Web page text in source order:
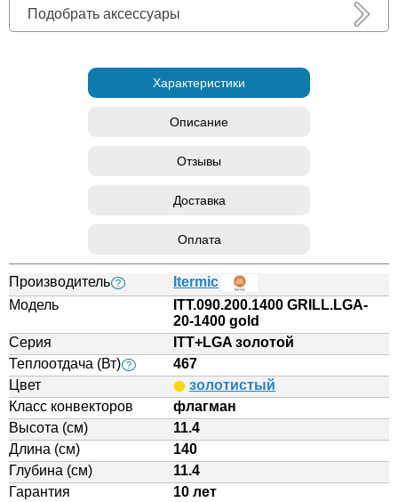
Подобрать аксессуары
Характеристики
Описание
Отзывы
Доставка
Оплата
Производитель ?
Itermic
Модель
ITT.090.200.1400 GRILL.LGA-
20-1400 gold
Серия
ITT+LGA золотой
Теплоотдача (Вт) ?
467
Цвет
золотистый
Класс конвекторов
флагман
Высота (см)
11.4
Длина (см)
140
Глубина (см)
11.4
Гарантия
10 лет